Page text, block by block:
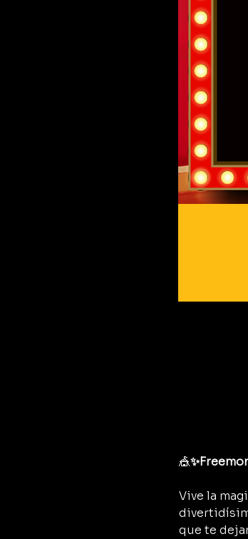
🎪
Vive la
que te